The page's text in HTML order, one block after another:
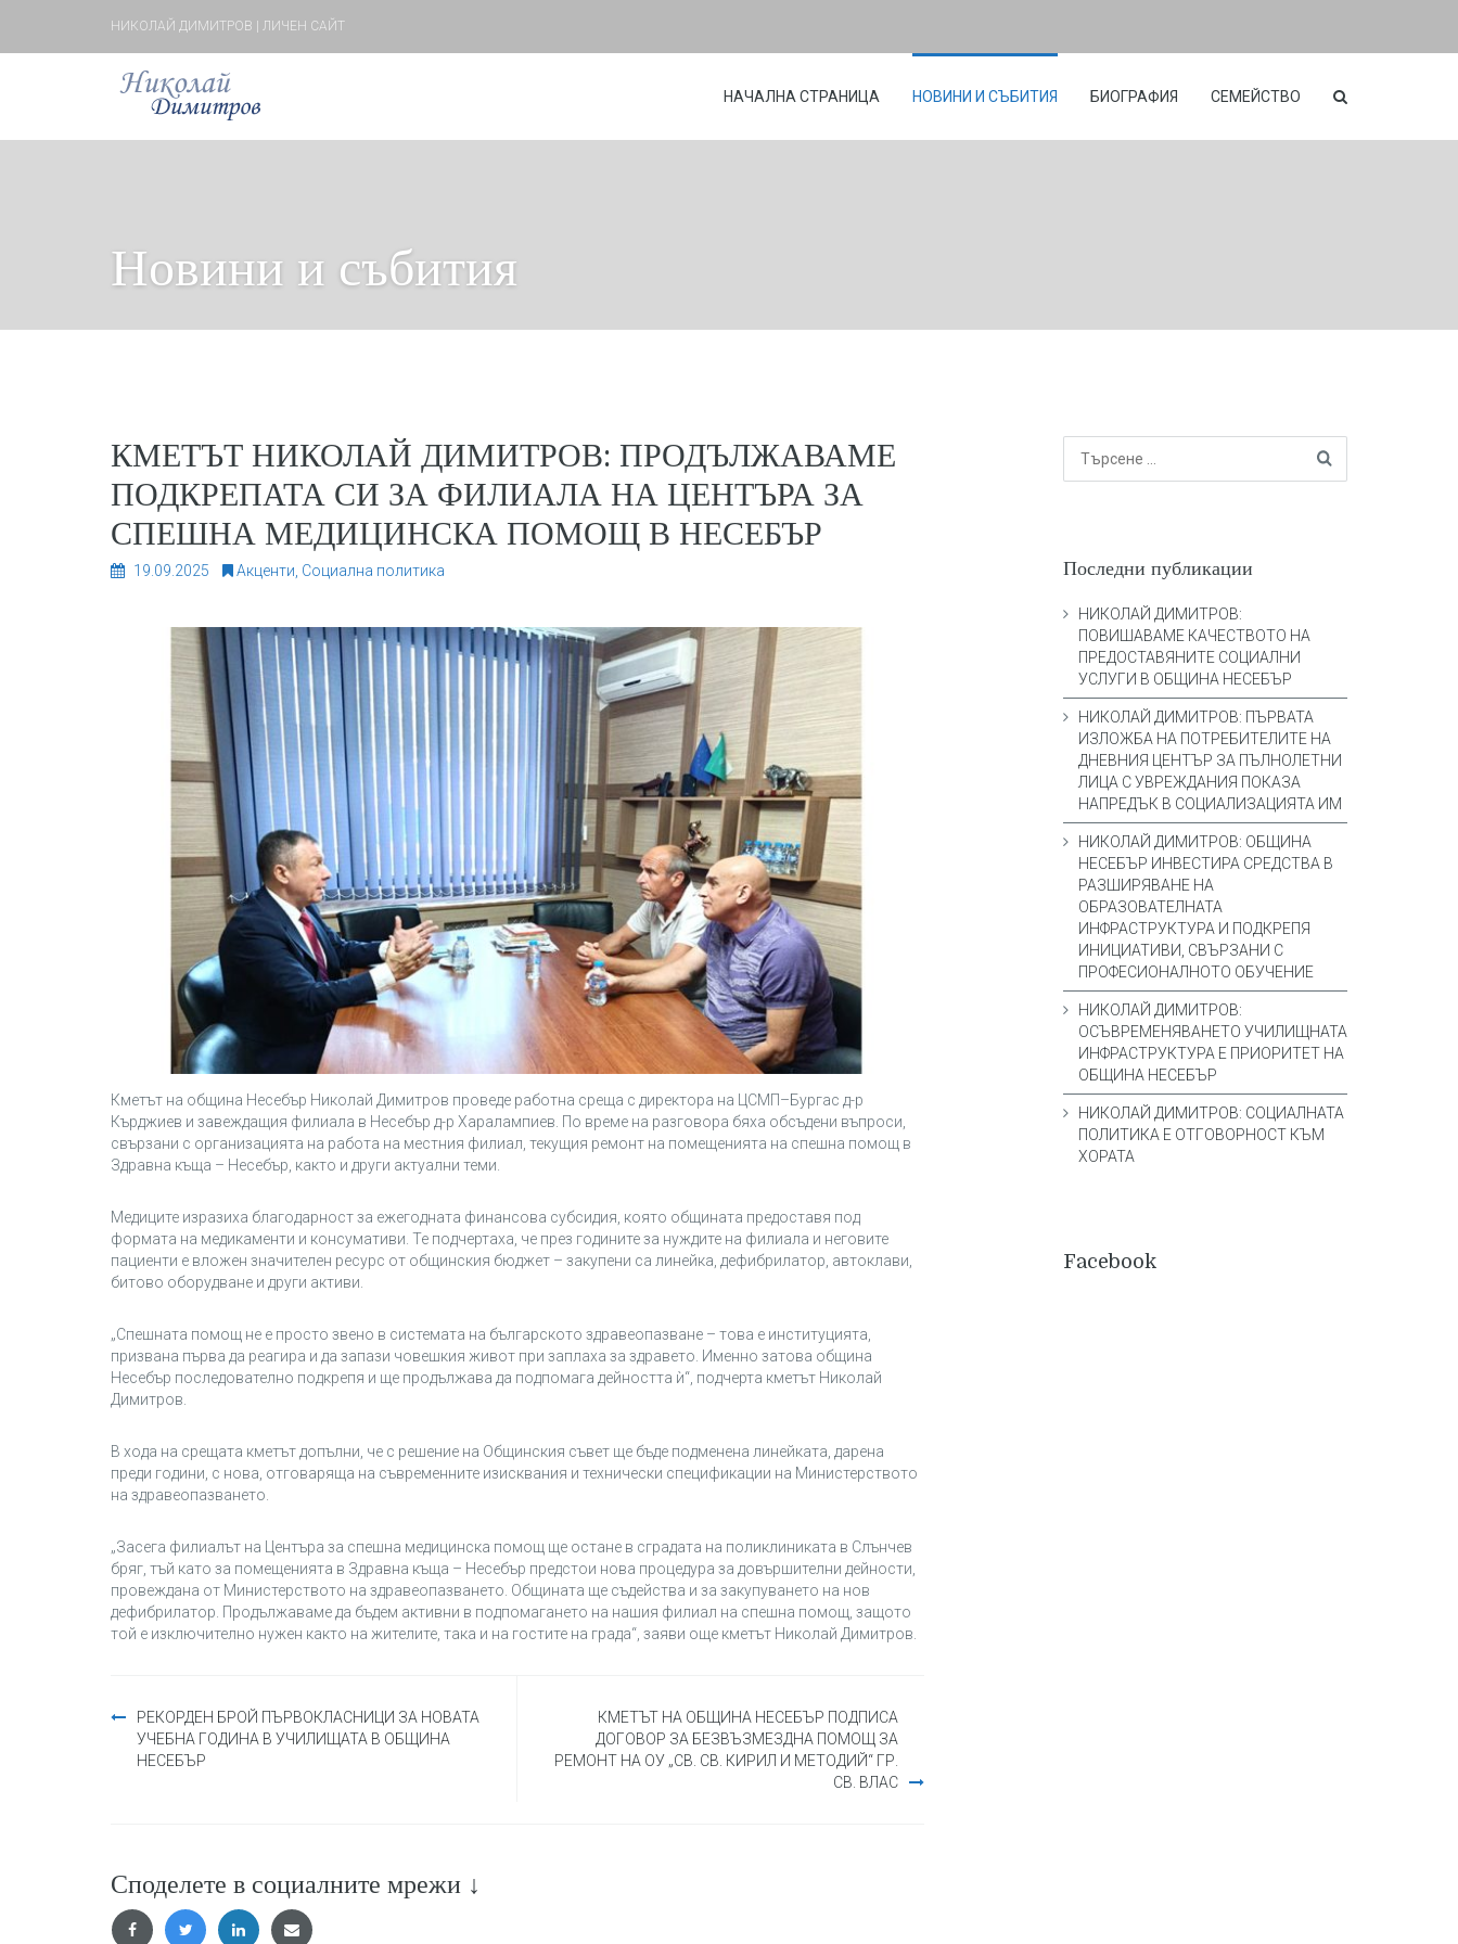
НИКОЛАЙ ДИМИТРОВ | ЛИЧЕН САЙТ
НАЧАЛНА СТРАНИЦА НОВИНИ И СЪБИТИЯ БИОГРАФИЯ СЕМЕЙСТВО
Новини и събития
КМЕТЪТ НИКОЛАЙ ДИМИТРОВ: ПРОДЪЛЖАВАМЕ
ПОДКРЕПАТА СИ ЗА ФИЛИАЛА НА ЦЕНТЪРА ЗА
СПЕШНА МЕДИЦИНСКА ПОМОЩ В НЕСЕБЪР
19.09.2025 Акценти Социална политика
Кметът на община Несебър Николай Димитров проведе работна среща с директора на ЦСМП–Бургас д-р
Кърджиев и завеждащия филиала в Несебър д-р Харалампиев. По време на разговора бяха обсъдени въпроси,
свързани с организацията на работа на местния филиал, текущия ремонт на помещенията на спешна помощ в
Здравна къща – Несебър, както и други актуални теми.
Медиците изразиха благодарност за ежегодната финансова субсидия, която общината предоставя под
формата на медикаменти и консумативи. Те подчертаха, че през годините за нуждите на филиала и неговите
пациенти е вложен значителен ресурс от общинския бюджет – закупени са линейка, дефибрилатор, автоклави,
битово оборудване и други активи.
„Спешната помощ не е просто звено в системата на българското здравеопазване – това е институцията,
призвана първа да реагира и да запази човешкия живот при заплаха за здравето. Именно затова община
Несебър последователно подкрепя и ще продължава да подпомага дейността ѝ“, подчерта кметът Николай
Димитров.
В хода на срещата кметът допълни, че с решение на Общинския съвет ще бъде подменена линейката, дарена
преди години, с нова, отговаряща на съвременните изисквания и технически спецификации на Министерството
на здравеопазването.
„Засега филиалът на Центъра за спешна медицинска помощ ще остане в сградата на поликлиниката в Слънчев
бряг, тъй като за помещенията в Здравна къща – Несебър предстои нова процедура за довършителни дейности,
провеждана от Министерството на здравеопазването. Общината ще съдейства и за закупуването на нов
дефибрилатор. Продължаваме да бъдем активни в подпомагането на нашия филиал на спешна помощ, защото
той е изключително нужен както на жителите, така и на гостите на града“, заяви още кметът Николай Димитров.
РЕКОРДЕН БРОЙ ПЪРВОКЛАСНИЦИ ЗА НОВАТА
УЧЕБНА ГОДИНА В УЧИЛИЩАТА В ОБЩИНА
НЕСЕБЪР
КМЕТЪТ НА ОБЩИНА НЕСЕБЪР ПОДПИСА
ДОГОВОР ЗА БЕЗВЪЗМЕЗДНА ПОМОЩ ЗА
РЕМОНТ НА ОУ „СВ. СВ. КИРИЛ И МЕТОДИЙ“ ГР.
СВ. ВЛАС
Споделете в социалните мрежи ↓
Последни публикации
НИКОЛАЙ ДИМИТРОВ:
ПОВИШАВАМЕ КАЧЕСТВОТО НА
ПРЕДОСТАВЯНИТЕ СОЦИАЛНИ
УСЛУГИ В ОБЩИНА НЕСЕБЪР
НИКОЛАЙ ДИМИТРОВ: ПЪРВАТА
ИЗЛОЖБА НА ПОТРЕБИТЕЛИТЕ НА
ДНЕВНИЯ ЦЕНТЪР ЗА ПЪЛНОЛЕТНИ
ЛИЦА С УВРЕЖДАНИЯ ПОКАЗА
НАПРЕДЪК В СОЦИАЛИЗАЦИЯТА ИМ
НИКОЛАЙ ДИМИТРОВ: ОБЩИНА
НЕСЕБЪР ИНВЕСТИРА СРЕДСТВА В
РАЗШИРЯВАНЕ НА
ОБРАЗОВАТЕЛНАТА
ИНФРАСТРУКТУРА И ПОДКРЕПЯ
ИНИЦИАТИВИ, СВЪРЗАНИ С
ПРОФЕСИОНАЛНОТО ОБУЧЕНИЕ
НИКОЛАЙ ДИМИТРОВ:
ОСЪВРЕМЕНЯВАНЕТО УЧИЛИЩНАТА
ИНФРАСТРУКТУРА Е ПРИОРИТЕТ НА
ОБЩИНА НЕСЕБЪР
НИКОЛАЙ ДИМИТРОВ: СОЦИАЛНАТА
ПОЛИТИКА Е ОТГОВОРНОСТ КЪМ
ХОРАТА
Facebook